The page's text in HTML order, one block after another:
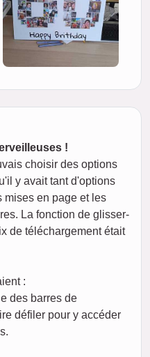
!
choisir des options
y avait tant d'options
mises en page et les
La fonction de glisser-
de téléchargement était
:
des barres de
défiler pour y accéder